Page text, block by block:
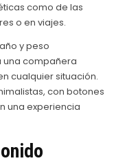
como de las
o en viajes.
y peso
una compañera
cualquier situación.
con botones
una experiencia